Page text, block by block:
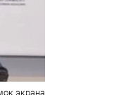
экрана